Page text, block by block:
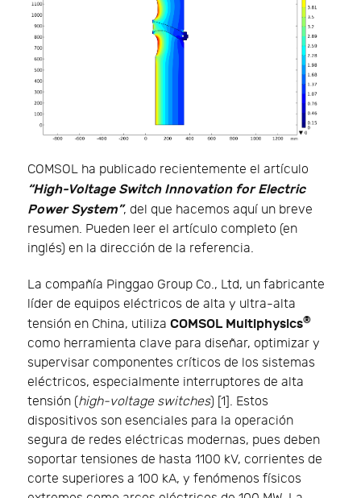
COMSOL ha publicado recientemente el artículo
“High-Voltage Switch Innovation for Electric
Power System”, del que hacemos aquí un breve
resumen. Pueden leer el artículo completo (en
inglés) en la dirección de la referencia.
La compañía Pinggao Group Co., Ltd, un fabricante
líder de equipos eléctricos de alta y ultra-alta
tensión en China, utiliza COMSOL Multiphysics®
como herramienta clave para diseñar, optimizar y
supervisar componentes críticos de los sistemas
eléctricos, especialmente interruptores de alta
tensión (high-voltage switches) [1]. Estos
dispositivos son esenciales para la operación
segura de redes eléctricas modernas, pues deben
soportar tensiones de hasta 1100 kV, corrientes de
corte superiores a 100 kA, y fenómenos físicos